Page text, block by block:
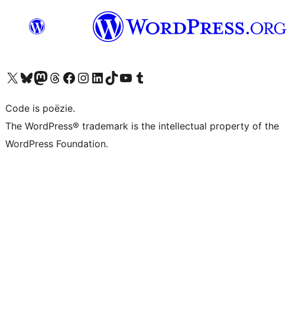
Bezoek ons X (voorheen Twitter) account
Bezoek ons Bluesky account
Bezoek ons Mastodon account
Bezoek ons Threads account
Onze Facebook pagina bezoeken
Bezoek ons Instagram account
Bezoek ons LinkedIn account
Bezoek ons TikTok account
Bezoek ons YouTube kanaalBezoek ons Tumblr account
Code is poëzie.
The WordPress® trademark is the intellectual property of the
WordPress Foundation.